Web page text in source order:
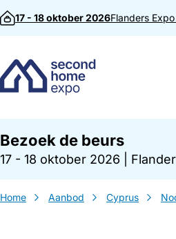
Direct naar inhoud
17 - 18 oktober 2026Flanders Expo
Bezoek de beurs
17 - 18 oktober 2026
Home Aanbod Cyprus